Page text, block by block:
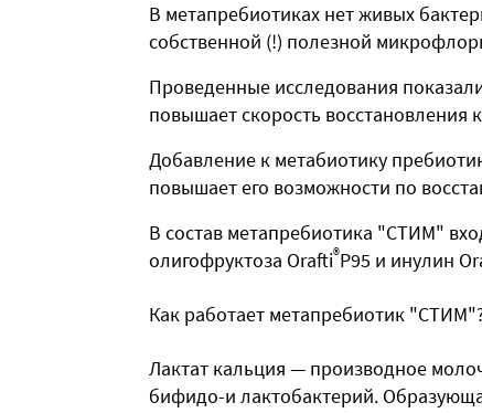
В метапребиотиках нет живых
собственной (!) полезной
Проведенные исследования
повышает скорость
Добавление к метабиотику
повышает его возможности по
В состав метапребиотика "СТИМ"
олигофруктоза Orafti®P95 и инулин
Как работает метапребиотик
Лактат кальция — производное
бифидо-и лактобактерий.